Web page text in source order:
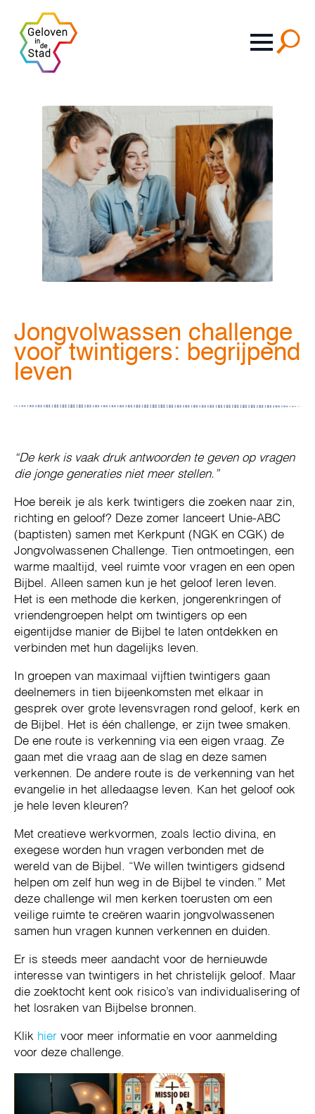
Jongvolwassen challenge
voor twintigers: begrijpend
leven
“De kerk is vaak druk antwoorden te geven op vragen
die jonge generaties niet meer stellen.”
Hoe bereik je als kerk twintigers die zoeken naar zin,
richting en geloof? Deze zomer lanceert Unie-ABC
(baptisten) samen met Kerkpunt (NGK en CGK) de
Jongvolwassenen Challenge. Tien ontmoetingen, een
warme maaltijd, veel ruimte voor vragen en een open
Bijbel. Alleen samen kun je het geloof leren leven.
Het is een methode die kerken, jongerenkringen of
vriendengroepen helpt om twintigers op een
eigentijdse manier de Bijbel te laten ontdekken en
verbinden met hun dagelijks leven.
In groepen van maximaal vijftien twintigers gaan
deelnemers in tien bijeenkomsten met elkaar in
gesprek over grote levensvragen rond geloof, kerk en
de Bijbel. Het is één challenge, er zijn twee smaken.
De ene route is verkenning via een eigen vraag. Ze
gaan met die vraag aan de slag en deze samen
verkennen. De andere route is de verkenning van het
evangelie in het alledaagse leven. Kan het geloof ook
je hele leven kleuren?
Met creatieve werkvormen, zoals lectio divina, en
exegese worden hun vragen verbonden met de
wereld van de Bijbel. “We willen twintigers gidsend
helpen om zelf hun weg in de Bijbel te vinden.” Met
deze challenge wil men kerken toerusten om een
veilige ruimte te creëren waarin jongvolwassenen
samen hun vragen kunnen verkennen en duiden.
Er is steeds meer aandacht voor de hernieuwde
interesse van twintigers in het christelijk geloof. Maar
die zoektocht kent ook risico’s van individualisering of
het losraken van Bijbelse bronnen.
Klik hier voor meer informatie en voor aanmelding
voor deze challenge.